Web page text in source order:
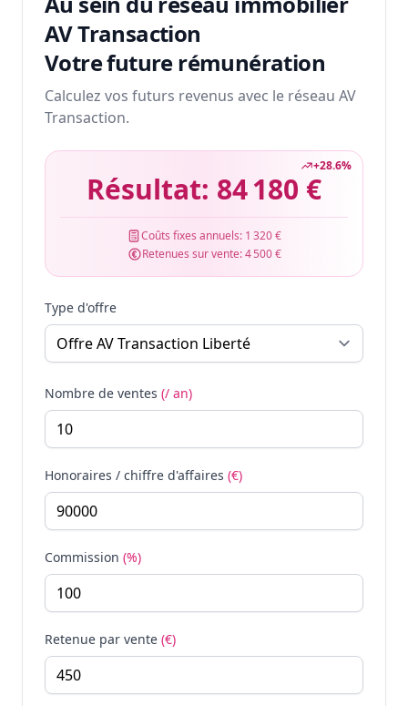
AV Transaction
Votre future rémunération
Calculez vos futurs revenus avec le réseau AV
Transaction.
+28.6%
Résultat: 84 180 €
Coûts fixes annuels: 1 320 €
Retenues sur vente:4 500 €
Type d'offre
Nombre de ventes (/ an)
Honoraires / chiffre d'affaires (€)
Commission (%)
Retenue par vente (€)